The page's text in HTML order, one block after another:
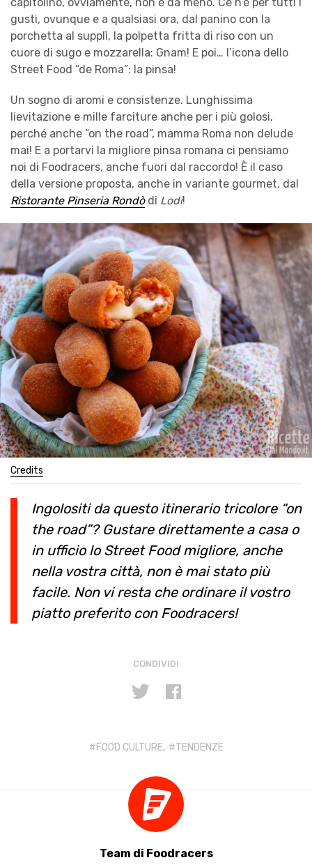
gusti, ovunque e a qualsiasi ora, dal panino con la
porchetta al supplì, la polpetta fritta di riso con un
cuore di sugo e mozzarella: Gnam! E poi… l’icona dello
Street Food “de Roma”: la pinsa!
Un sogno di aromi e consistenze. Lunghissima
lievitazione e mille farciture anche per i più golosi,
perché anche “on the road”, mamma Roma non delude
mai! E a portarvi la migliore pinsa romana ci pensiamo
noi di Foodracers, anche fuori dal raccordo! È il caso
della versione proposta, anche in variante gourmet, dal
Ristorante Pinseria Rondòdi Lodi!
Credits
Ingolositi da questo itinerario tricolore “on
the road”? Gustare direttamente a casa o
in ufficio lo Street Food migliore, anche
nella vostra città, non è mai stato più
facile. Non vi resta che ordinare il vostro
piatto preferito con Foodracers!
CONDIVIDI
FOOD CULTURE, TENDENZE
Team di Foodracers